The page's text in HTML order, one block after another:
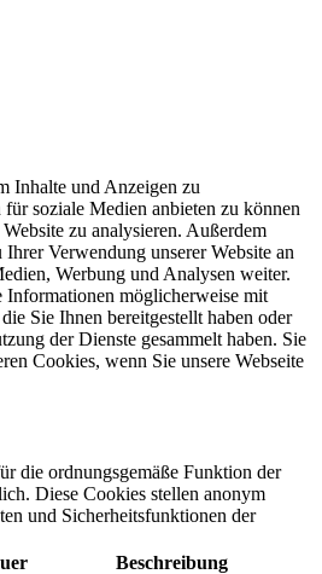
Inhalte und Anzeigen zu
soziale Medien anbieten zu können
zu analysieren. Außerdem
Verwendung unserer Website an
Werbung und Analysen weiter.
Informationen möglicherweise mit
Sie Ihnen bereitgestellt haben oder
der Dienste gesammelt haben. Sie
Cookies, wenn Sie unsere Webseite
die ordnungsgemäße Funktion der
Diese Cookies stellen anonym
und Sicherheitsfunktionen der
Beschreibung